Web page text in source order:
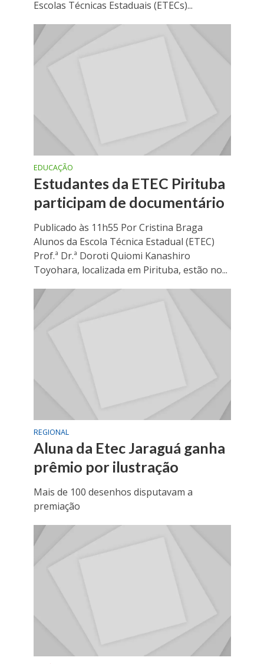
Escolas Técnicas Estaduais (ETECs)...
EDUCAÇÃO
Estudantes da ETEC Pirituba
participam de documentário
Publicado às 11h55 Por Cristina Braga
Alunos da Escola Técnica Estadual (ETEC)
Prof.ª Dr.ª Doroti Quiomi Kanashiro
Toyohara, localizada em Pirituba, estão no...
REGIONAL
Aluna da Etec Jaraguá ganha
prêmio por ilustração
Mais de 100 desenhos disputavam a
premiação